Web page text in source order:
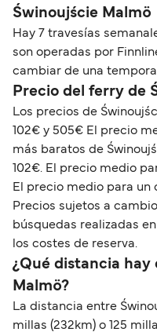
Świnoujście Malmö
Hay 7 travesías
son operadas por
cambiar de una
Precio del ferry de
Los precios de
102€ y 505€ El precio
más baratos de
102€. El precio medio
El precio medio para un
Precios sujetos a
búsquedas realizadas
los costes de reserva.
¿Qué distancia
Malmö?
La distancia entre
millas (232km) o 125